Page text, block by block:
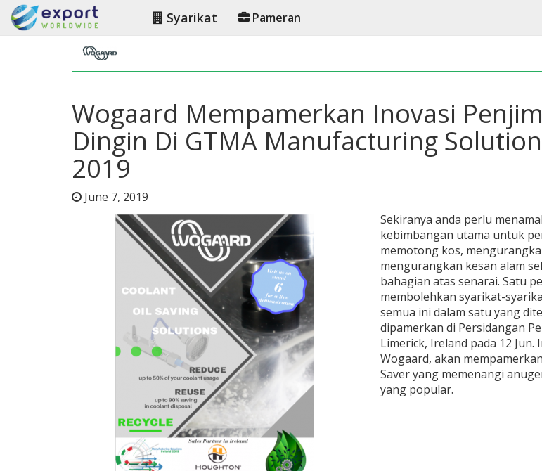
Syarikat Pameran
Wogaard Mempamerkan Inovasi
Dingin Di GTMA Manufacturing
2019
June 7, 2019
Sekiranya anda perlu
kebimbangan utama untuk
memotong kos,
mengurangkan kesan alam
bahagian atas senarai. Satu
membolehkan syarikat-
semua ini dalam satu yang
dipamerkan di Persidangan
Limerick, Ireland pada 12
Wogaard, akan
Saver yang memenangi
yang popular.